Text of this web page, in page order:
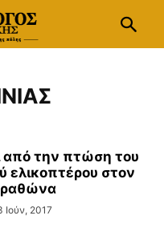
από την πτώση του
ελικοπτέρου στον
Ιούν, 2017